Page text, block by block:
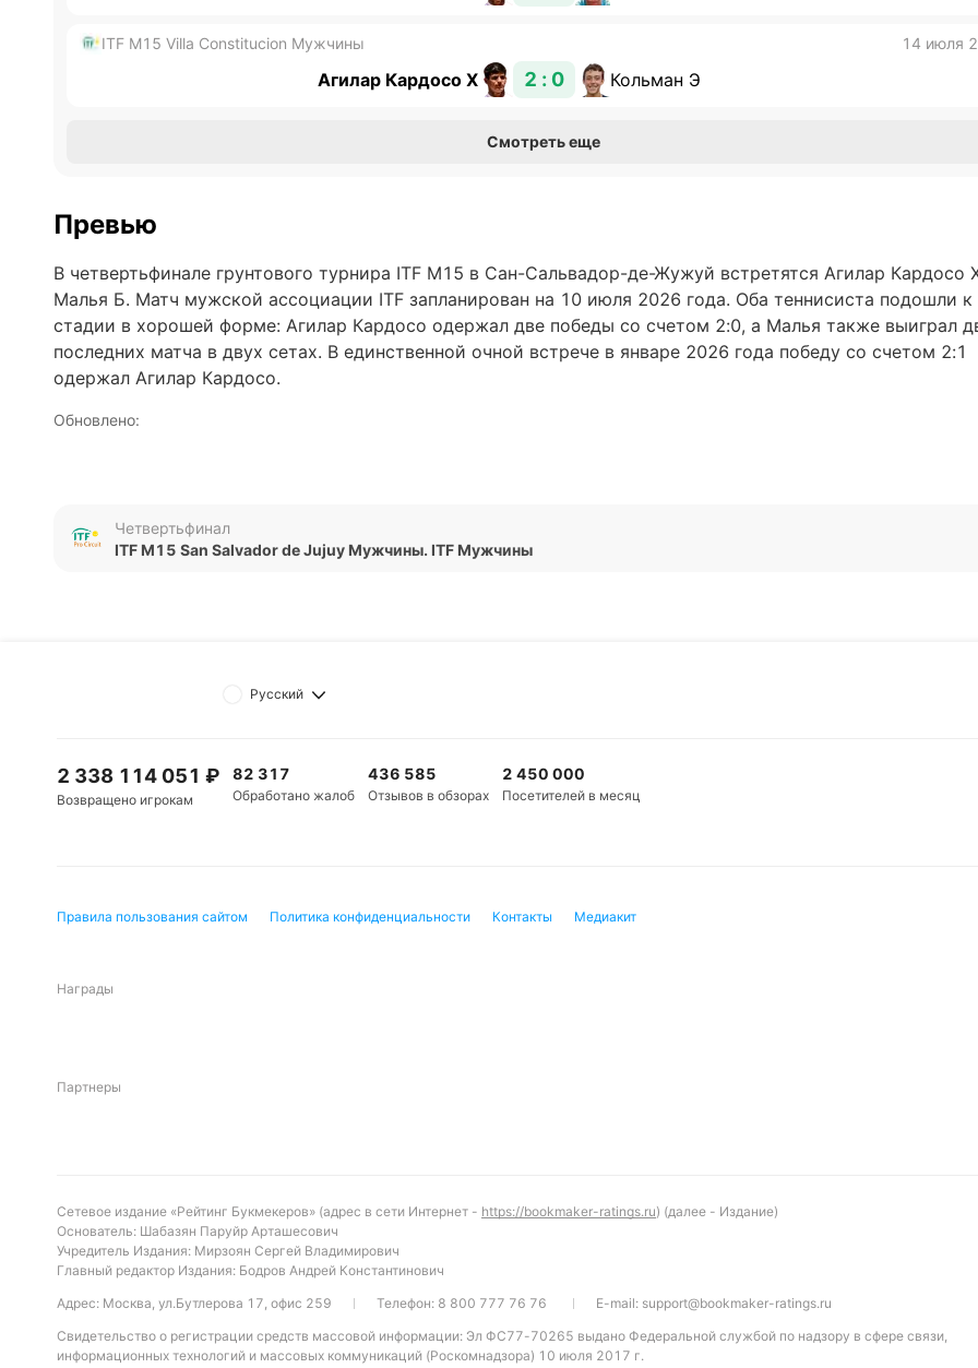
ITF M15 Villa Constitucion Мужчины 14 июля
Агилар Кардосо Х 2 : 0 Кольман Э
Смотреть еще
Превью
В четвертьфинале грунтового турнира ITF M15 в Сан-Сальвадор-де-Жужуй встретятся Агилар Кардосо
Малья Б. Матч мужской ассоциации ITF запланирован на 10 июля 2026 года. Оба теннисиста подошли к
стадии в хорошей форме: Агилар Кардосо одержал две победы со счетом 2:0, а Малья также выиграл
последних матча в двух сетах. В единственной очной встрече в январе 2026 года победу со счетом 2:1
одержал Агилар Кардосо.
Обновлено:
Дмитрий Разумец
Четвертьфинал
ITF M15 San Salvador de Jujuy Мужчины. ITF Мужчины
Русский
2 338 114 051 ₽
Возвращено игрокам
82 317
Обработано жалоб
436 585
Отзывов в обзорах
2 450 000
Посетителей в месяц
Правила пользования сайтом Политика конфиденциальности Контакты Медиакит
Награды
Партнеры
Сетевое издание «Рейтинг Букмекеров» (адрес в сети Интернет - https://bookmaker-ratings.ru) (далее - Издание)
Основатель: Шабазян Паруйр Арташесович
Учредитель Издания: Мирзоян Сергей Владимирович
Главный редактор Издания: Бодров Андрей Константинович
Адрес: Москва, ул.Бутлерова 17, офис 259
Телефон: 8 800 777 76 76 E-mail: support@bookmaker-ratings.ru
Свидетельство о регистрации средств массовой информации: Эл ФС77-70265 выдано Федеральной службой по надзору в сфере связи,
информационных технологий и массовых коммуникаций (Роскомнадзора) 10 июля 2017 г.